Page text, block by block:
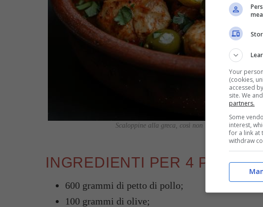
Scaloppine alla greca, così non le hai mai
INGREDIENTI PER 4
600 grammi di petto di pollo;
100 grammi di olive;
Your
(cookies,
accessed
site. We
partners.
Some
interest,
for a link at
withdraw